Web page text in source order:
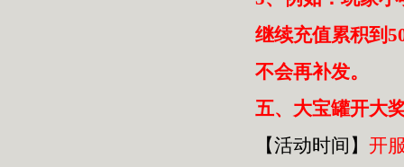
继续充值累积到
不会再补发。
五、大宝罐开大
【活动时间】 开